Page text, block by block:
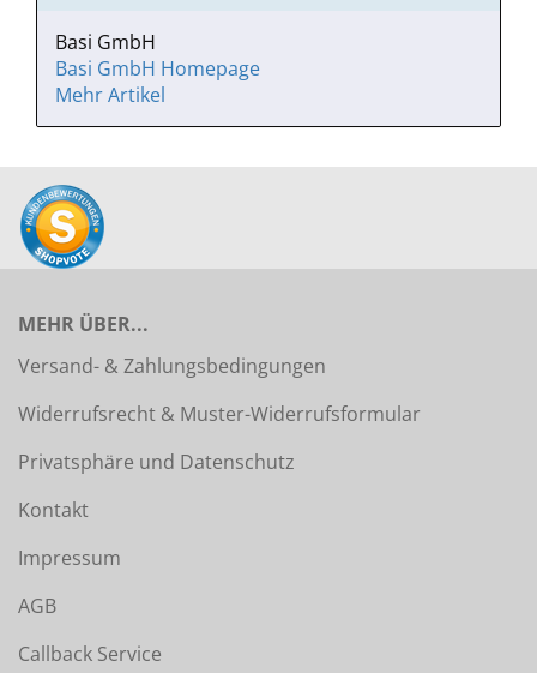
Basi GmbH
Basi GmbH Homepage
Mehr Artikel
MEHR ÜBER...
Versand- & Zahlungsbedingungen
Widerrufsrecht & Muster-Widerrufsformular
Privatsphäre und Datenschutz
Kontakt
Impressum
AGB
Callback Service